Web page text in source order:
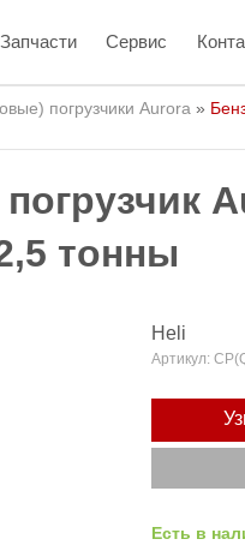
Запчасти Сервис
погрузчики Aurora »
тонны
Heli
Артикул:
Есть в